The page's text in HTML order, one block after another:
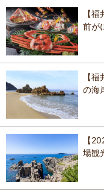
【
前が
【
の海
【
場観